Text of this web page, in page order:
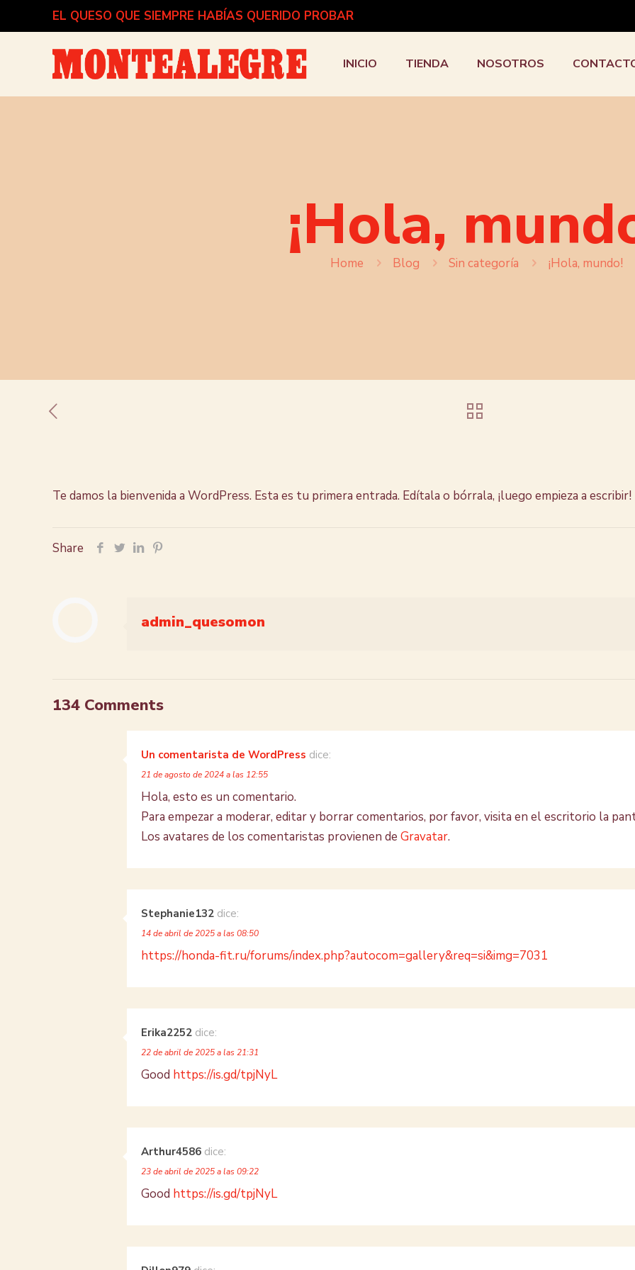
EL QUESO QUE SIEMPRE HABÍAS QUERIDO PROBAR
INICIO TIENDA NOSOTROS
¡Hola,
Home Blog Sin categoría ¡Hola, mundo!
Te damos la bienvenida a WordPress. Esta es tu primera entrada. Edítala o bórrala, ¡luego empieza a escribir!
Share
admin_quesomon
134 Comments
Un comentarista de WordPress dice:
21 de agosto de 2024 a las 12:55
Hola, esto es un comentario.
Para empezar a moderar, editar y borrar comentarios, por favor, visita en el escritorio la
Los avatares de los comentaristas provienen de Gravatar.
Stephanie132 dice:
14 de abril de 2025 a las 08:50
https://honda-fit.ru/forums/index.php?autocom=gallery&req=si&img=7031
Erika2252 dice:
22 de abril de 2025 a las 21:31
Good https://is.gd/tpjNyL
Arthur4586 dice:
23 de abril de 2025 a las 09:22
Good https://is.gd/tpjNyL